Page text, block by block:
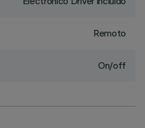
Remoto
On/off